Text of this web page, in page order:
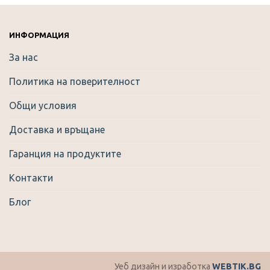
variants.
the
page
ИНФОРМАЦИЯ
За нас
Политика на поверителност
Общи условия
Доставка и връщане
Гаранция на продуктите
Контакти
Блог
Уеб дизайн и изработка WEBTIK.BG